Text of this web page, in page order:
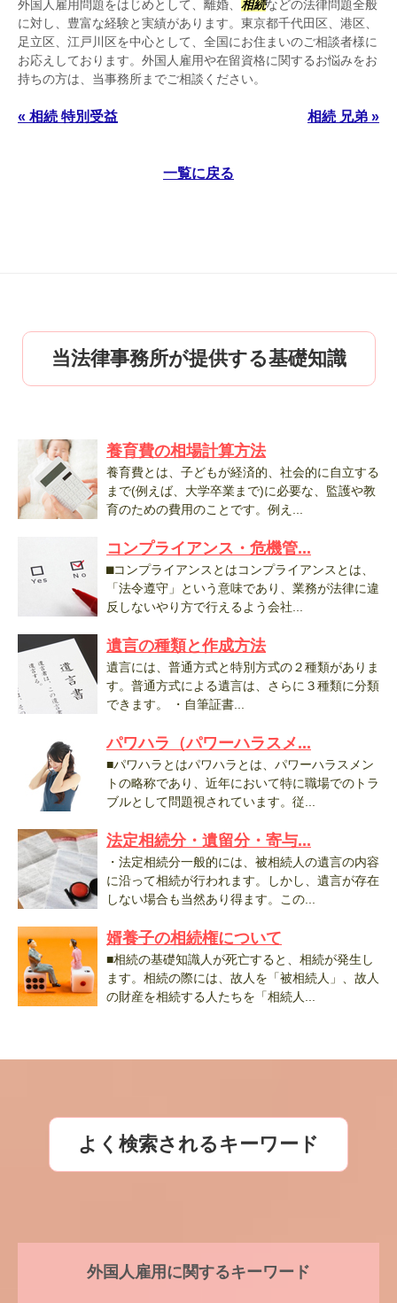
外国人雇用問題をはじめとして、離婚、 相続などの法律問題全般
に対し、豊富な経験と実績があります。東京都千代田区、港区、
足立区、江戸川区を中心として、全国にお住まいのご相談者様に
お応えしております。外国人雇用や在留資格に関するお悩みをお
持ちの方は、当事務所までご相談ください。
« 相続 特別受益 相続 兄弟 »
一覧に戻る
当法律事務所が提供する基礎知識
養育費の相場計算方法
養育費とは、子どもが経済的、社会的に自立する
まで(例えば、大学卒業まで)に必要な、監護や教
育のための費用のことです。例え...
コンプライアンス・危機管...
⬛︎コンプライアンスとはコンプライアンスとは、
「法令遵守」という意味であり、業務が法律に違
反しないやり方で行えるよう会社...
遺言の種類と作成方法
遺言には、普通方式と特別方式の２種類がありま
す。普通方式による遺言は、さらに３種類に分類
できます。 ・自筆証書...
パワハラ（パワーハラスメ...
■パワハラとはパワハラとは、パワーハラスメン
トの略称であり、近年において特に職場でのトラ
ブルとして問題視されています。従...
法定相続分・遺留分・寄与...
・法定相続分一般的には、被相続人の遺言の内容
に沿って相続が行われます。しかし、遺言が存在
しない場合も当然あり得ます。この...
婿養子の相続権について
■相続の基礎知識人が死亡すると、相続が発生し
ます。相続の際には、故人を「被相続人」、故人
の財産を相続する人たちを「相続人...
よく検索されるキーワード
外国人雇用に関するキーワード